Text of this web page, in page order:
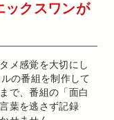
ックスワンが
メ感覚を大切にし
の番組を制作して
で、番組の「面白
葉を逃さず記録